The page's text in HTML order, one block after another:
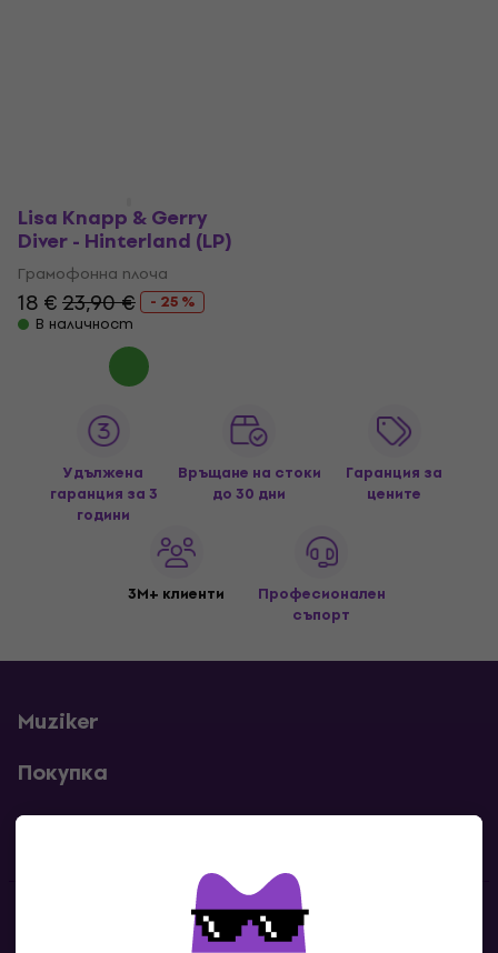
Lisa Knapp & Gerry
Diver - Hinterland (LP)
Грамофонна плоча
18 €23,90 €
- 25 %
В наличност
Удължена
гаранция за 3
години
Връщане на стоки
до 30 дни
Гаранция за
цените
3M+ клиенти
Професионален
съпорт
Muziker
Покупка
Полезни линкове
Контакти